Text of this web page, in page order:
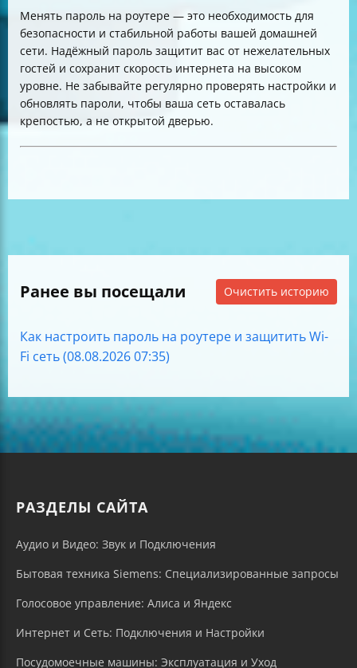
Менять пароль на роутере — это необходимость для
безопасности и стабильной работы вашей домашней
сети. Надёжный пароль защитит вас от нежелательных
гостей и сохранит скорость интернета на высоком
уровне. Не забывайте регулярно проверять настройки и
обновлять пароли, чтобы ваша сеть оставалась
крепостью, а не открытой дверью.
Ранее вы посещали Очистить историю
Как настроить пароль на роутере и защитить Wi-
Fi сеть (08.08.2026 07:35)
РАЗДЕЛЫ САЙТА
Аудио и Видео: Звук и Подключения
Бытовая техника Siemens: Специализированные запросы
Голосовое управление: Алиса и Яндекс
Интернет и Сеть: Подключения и Настройки
Посудомоечные машины: Эксплуатация и Уход